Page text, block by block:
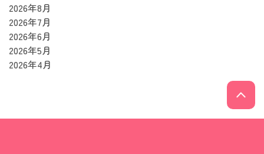
2026年8月
2026年7月
2026年6月
2026年5月
2026年4月